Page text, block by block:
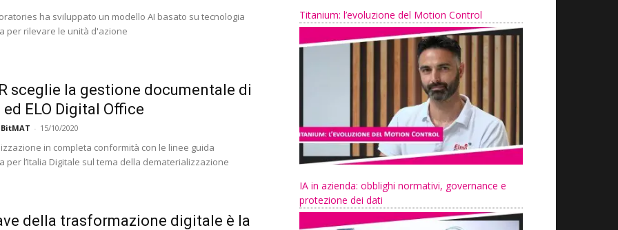
ha sviluppato un modello AI basato su tecnologia
per rilevare le unità d'azione
sceglie la gestione documentale di
ed ELO Digital Office
- 15/10/2020
in completa conformità con le linee guida
per l’Italia Digitale sul tema della dematerializzazione
della trasformazione digitale è la
Titanium: l’evoluzione del Motion Control
IA in azienda: obblighi normativi, governance e
protezione dei dati